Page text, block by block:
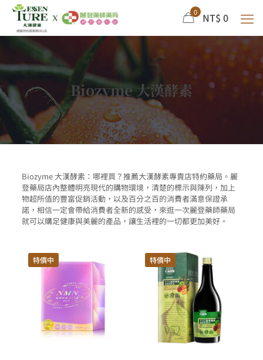
0 NT$ 0
Biozyme 大漢酵素
Biozyme 大漢酵素：哪裡買？推薦大漢酵素專賣店特約藥局。麗
登藥局店內整體明亮現代的購物環境，清楚的標示與陳列，加上
物超所值的豐富促銷活動，以及百分之百的消費者滿意保證承
諾，相信一定會帶給消費者全新的感受，來逛一次麗登藥師藥局
就可以購足健康與美麗的產品，讓生活裡的一切都更加美好。
特價中 特價中